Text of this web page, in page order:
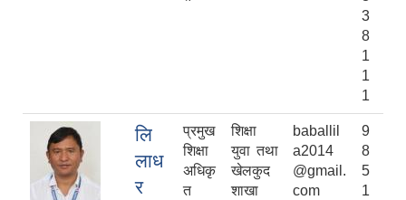
3
8
1
1
1
लि
लाध
र
प्रमुख
शिक्षा
अधिकृ
त
शिक्षा
युवा तथा
खेलकुद
शाखा
baballil
a2014
@gmail.
com
9
8
5
1